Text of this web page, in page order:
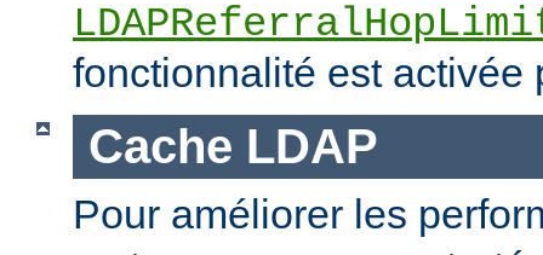
fonctionnalité est activée
Cache LDAP
Pour améliorer les